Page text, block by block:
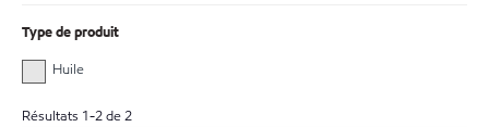
Type de produit
Huile
Résultats 1-2de2